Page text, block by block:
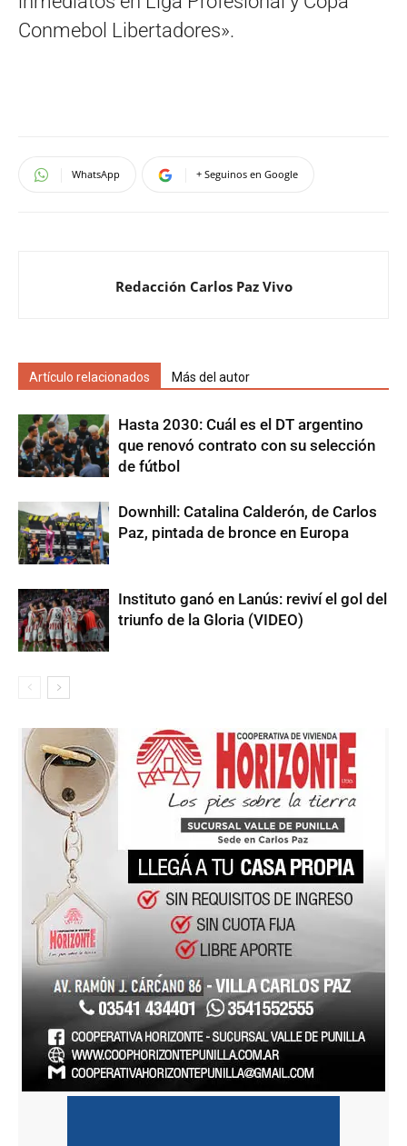
Conmebol Libertadores».
WhatsApp + Seguinos en Google
Redacción Carlos Paz Vivo
Artículo relacionados Más del autor
Hasta 2030: Cuál es el DT argentino
que renovó contrato con su selección
de fútbol
Downhill: Catalina Calderón, de Carlos
Paz, pintada de bronce en Europa
Instituto ganó en Lanús: reviví el gol del
triunfo de la Gloria (VIDEO)